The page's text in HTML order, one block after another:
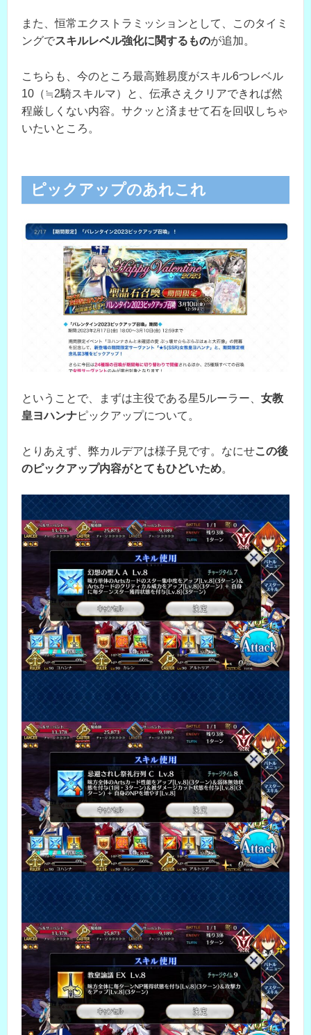
また、恒常エクストラミッションとして、このタイミ
ングでスキルレベル強化に関するものが追加。
こちらも、今のところ最高難易度がスキル6つレベル
10（≒2騎スキルマ）と、伝承さえクリアできれば然
程厳しくない内容。サクッと済ませて石を回収しちゃ
いたいところ。
ピックアップのあれこれ
ということで、まずは主役である星5ルーラー、 女教
皇ヨハンナピックアップについて。
とりあえず、弊カルデアは様子見です。なにせこの後
のピックアップ内容がとてもひどいため。